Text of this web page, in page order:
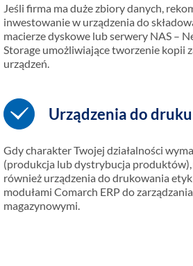
Jeśli firma ma duże zbiory danych,
inwestowanie w urządzenia do
macierze dyskowe lub serwery NAS –
Storage umożliwiające tworzenie kopii
urządzeń.
Urządzenia do
Gdy charakter Twojej działalności
(produkcja lub dystrybucja produktów),
również urządzenia do drukowania
modułami Comarch ERP do
magazynowymi.